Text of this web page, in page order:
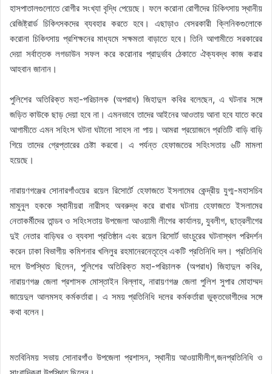
হাসপাতালগুলোতে রোগীর সংখ্যা বৃদ্ধি পেয়েছে। ফলে করোনা রোগীদের চিকিৎসায় স্থানীয়
রেজিষ্ট্রার্ড চিকিৎসকদের ব্যবহার করতে হবে। এছাড়াও বেসরকারী ক্লিনিকগুলোকে
করোনা চিকিৎসায় প্রশিক্ষনের মাধ্যমে সক্ষমতা বাড়াতে হবে। তিনি আগামীতে সরকারের
দেয়া সর্বাত্তক লগডাউন সফল করে করোনার প্রাদুর্ভাব ঠেকাতে ঐক্যবদ্ধ কাজ করার
আহবান জানান।
পুলিশের অতিরিক্ত মহা-পরিচালক (অপরাধ) জিহাদুল কবির বলেছেন, এ ঘটনার সঙ্গে
জড়িত কাউকে ছাড় দেয়া হবে না। এমনভাবে তাদের আইনের আওতায় আনা হবে যাতে করে
আগামীতে এমন সহিংস ঘটনা ঘটানো সাহস না পায়। আমরা প্রয়োজনে প্রতিটি বাড়ি বাড়ি
গিয়ে তাদের গ্রেপ্তারের চেষ্টা করবো। এ পর্যন্ত হেফাজতের সহিংসতায় ৬টি মামলা
হয়েছে।
নারায়ণগঞ্জের সোনারগাঁওয়ের রয়েল রিসোর্টে হেফাজতে ইসলামের কেন্দ্রীয় যুগ্ম-মহাসচিব
মামুনুল হককে স্থানীয়রা নারীসহ অবরুদ্ধ করে রাখার ঘটনায় হেফাজতে ইসলামের
নেতাকর্মীদের তান্ডব ও সহিংসতায় উপজেলা আওয়ামী লীগের কার্যালয়, যুবলীগ, ছাত্রলীগের
দুই নেতার বাড়িঘর ও ব্যবসা প্রতিষ্ঠান এবং রয়েল রিসোর্ট ভাংচুরের ঘটনাস্থল পরিদর্শন
করেন ঢাকা বিভাগীয় কমিশনার খলিলুর রহমানেরনেতৃত্বে একটি প্রতিনিধি দল। প্রতিনিধি
দলে উপস্থিত ছিলেন, পুলিশের অতিরিক্ত মহা-পরিচালক (অপরাধ) জিহাদুল কবির,
নারায়ণগঞ্জ জেলা প্রশাসক মোস্তাইন বিল্লাহ, নারায়ণগঞ্জ জেলা পুলিশ সুপার মোহাম্মদ
জায়েদুল আলমসহ কর্মকর্তারা। এ সময় প্রতিনিধি দলের কর্মকর্তারা ভুক্তভোগীদের সঙ্গে
কথা বলেন।
মতবিনিময় সভায় সোনারগাঁও উপজেলা প্রশাসন, স্থানীয় আওয়ামীলীগ,জনপ্রতিনিধি ও